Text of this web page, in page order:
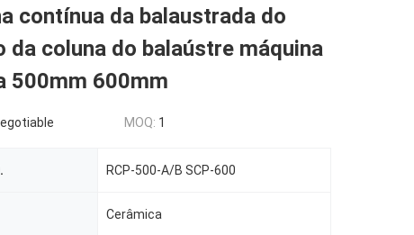
contínua da balaustrada do
da coluna do balaústre máquina
500mm 600mm
MOQ: 1
RCP-500-A/B SCP-600
Cerâmica